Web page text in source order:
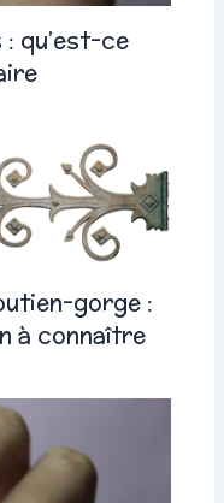
qu’est-ce
gorge :
à connaître